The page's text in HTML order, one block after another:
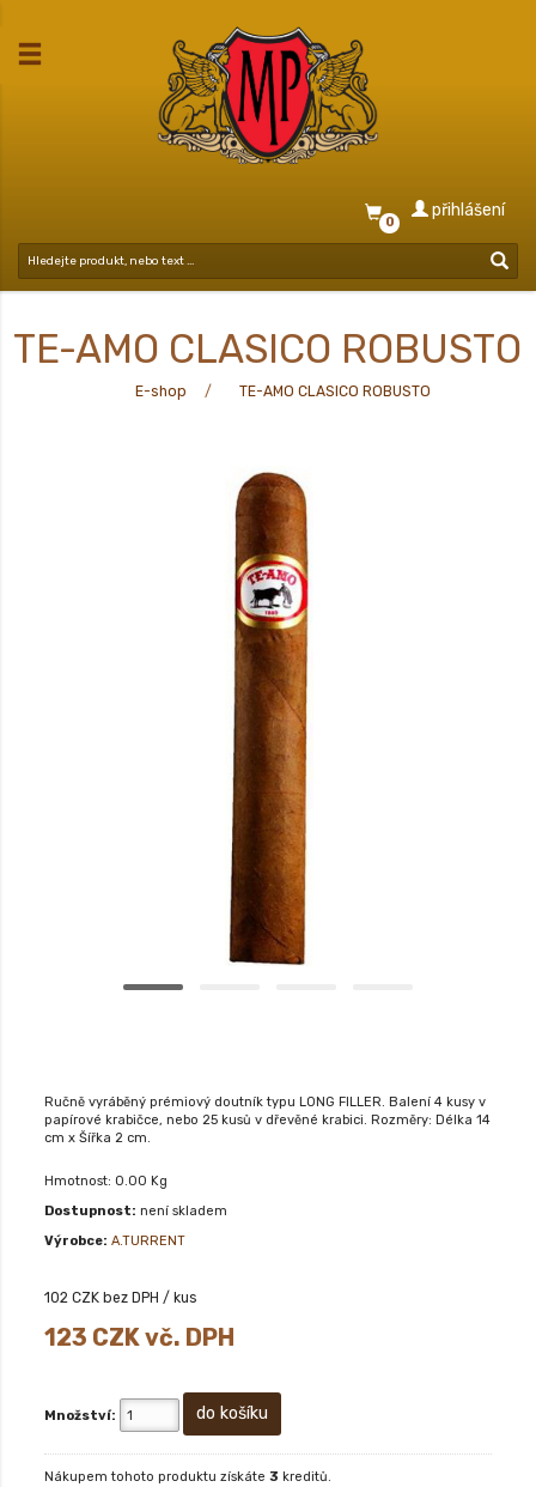
0
přihlášení
TE-AMO CLASICO ROBUSTO
E-shop TE-AMO CLASICO ROBUSTO
Ručně vyráběný prémiový doutník typu LONG FILLER. Balení 4 kusy v
papírové krabičce, nebo 25 kusů v dřevěné krabici. Rozměry: Délka 14
cm x Šířka 2 cm.
Hmotnost: 0.00 Kg
Dostupnost: není skladem
Výrobce: A.TURRENT
102 CZK bez DPH / kus
123 CZK vč. DPH
Množství:
Nákupem tohoto produktu získáte 3 kreditů.